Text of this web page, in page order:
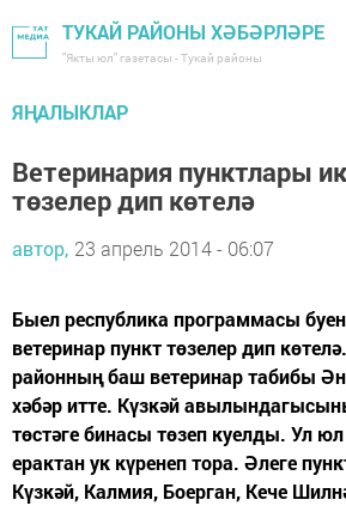
ТУКАЙ РАЙОНЫ ХӘБӘРЛӘРЕ
"Якты юл" газетасы - Тукай районы
ЯҢАЛЫКЛАР
Ветеринария пунктлары
төзелер дип көтелә
автор, 23 апрель 2014 - 06:07
Быел республика программасы
ветеринар пункт төзелер дип
районның баш ветеринар табибы
хәбәр итте. Күзкәй
төстәге бинасы төзеп куелды. Ул
ерактан ук күренеп тора. Әлеге
Күзкәй, Калмия, Боерган, Кече